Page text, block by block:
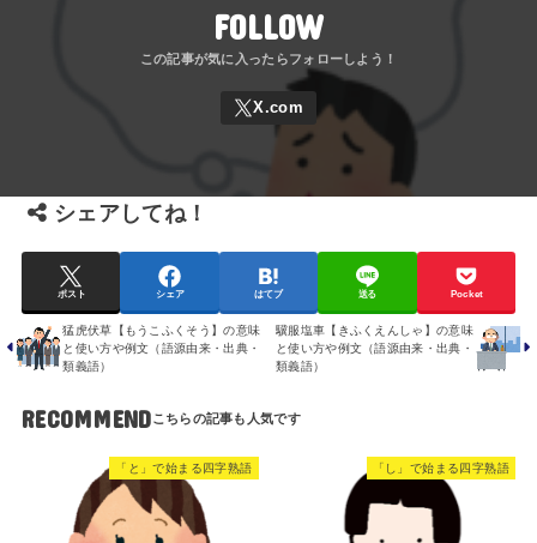
FOLLOW
シェアしてね！
ポスト シェア はてブ 送る Pocket
猛虎伏草【もうこふくそう】の意味
と使い方や例文（語源由来・出典・
類義語）
驥服塩車【きふくえんしゃ】の意味
と使い方や例文（語源由来・出典・
類義語）
RECOMMEND
「と」で始まる四字熟語 「し」で始まる四字熟語